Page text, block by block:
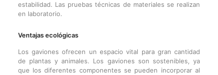
estabilidad. Las pruebas técnicas de materiales se realizan
en laboratorio.
Ventajas ecológicas
Los gaviones ofrecen un espacio vital para gran cantidad
de plantas y animales. Los gaviones son sostenibles, ya
que los diferentes componentes se pueden incorporar al